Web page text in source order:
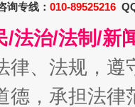
询专线： 010-89525216
/法治/法制/新
律、法规，
德，承担法